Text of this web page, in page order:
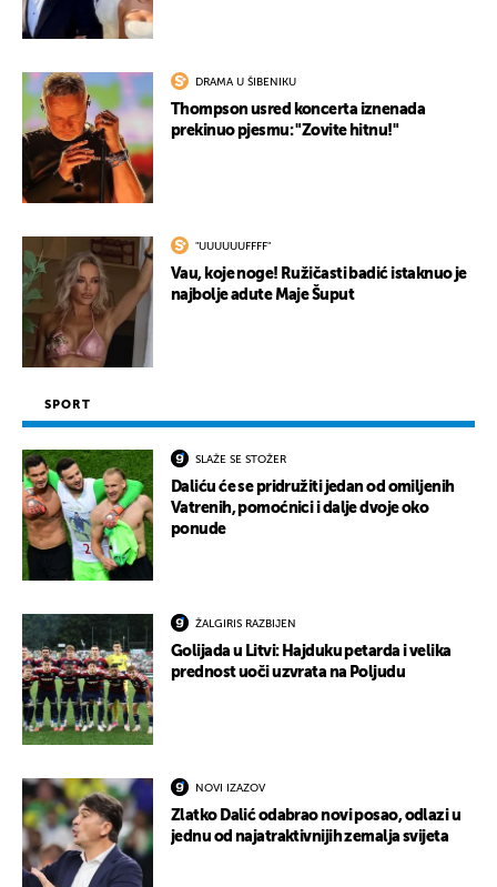
DRAMA U ŠIBENIKU
Thompson usred koncerta iznenada
prekinuo pjesmu: "Zovite hitnu!"
"UUUUUUFFFF"
Vau, koje noge! Ružičasti badić istaknuo je
najbolje adute Maje Šuput
SPORT
SLAŽE SE STOŽER
Daliću će se pridružiti jedan od omiljenih
Vatrenih, pomoćnici i dalje dvoje oko
ponude
ŽALGIRIS RAZBIJEN
Golijada u Litvi: Hajduku petarda i velika
prednost uoči uzvrata na Poljudu
NOVI IZAZOV
Zlatko Dalić odabrao novi posao, odlazi u
jednu od najatraktivnijih zemalja svijeta